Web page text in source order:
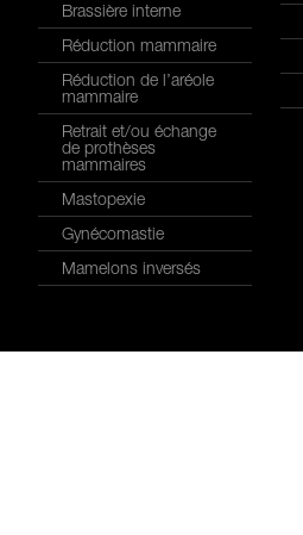
Brassière interne
Réduction mammaire
Réduction de l’aréole
mammaire
Retrait et/ou échange
de prothèses
mammaires
Mastopexie
Gynécomastie
Mamelons inversés